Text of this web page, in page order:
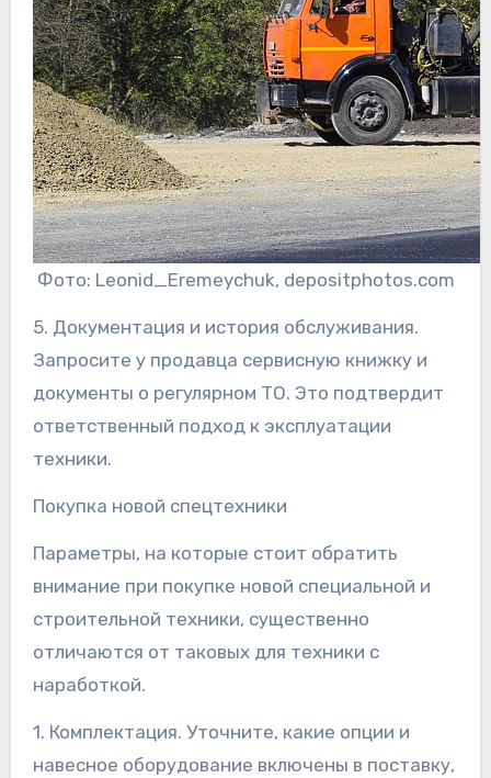
Фото: Leonid_Eremeychuk, depositphotos.com
5. Документация и история обслуживания.
Запросите у продавца сервисную книжку и
документы о регулярном ТО. Это подтвердит
ответственный подход к эксплуатации
техники.
Покупка новой спецтехники
Параметры, на которые стоит обратить
внимание при покупке новой специальной и
строительной техники, существенно
отличаются от таковых для техники с
наработкой.
1. Комплектация. Уточните, какие опции и
навесное оборудование включены в поставку,